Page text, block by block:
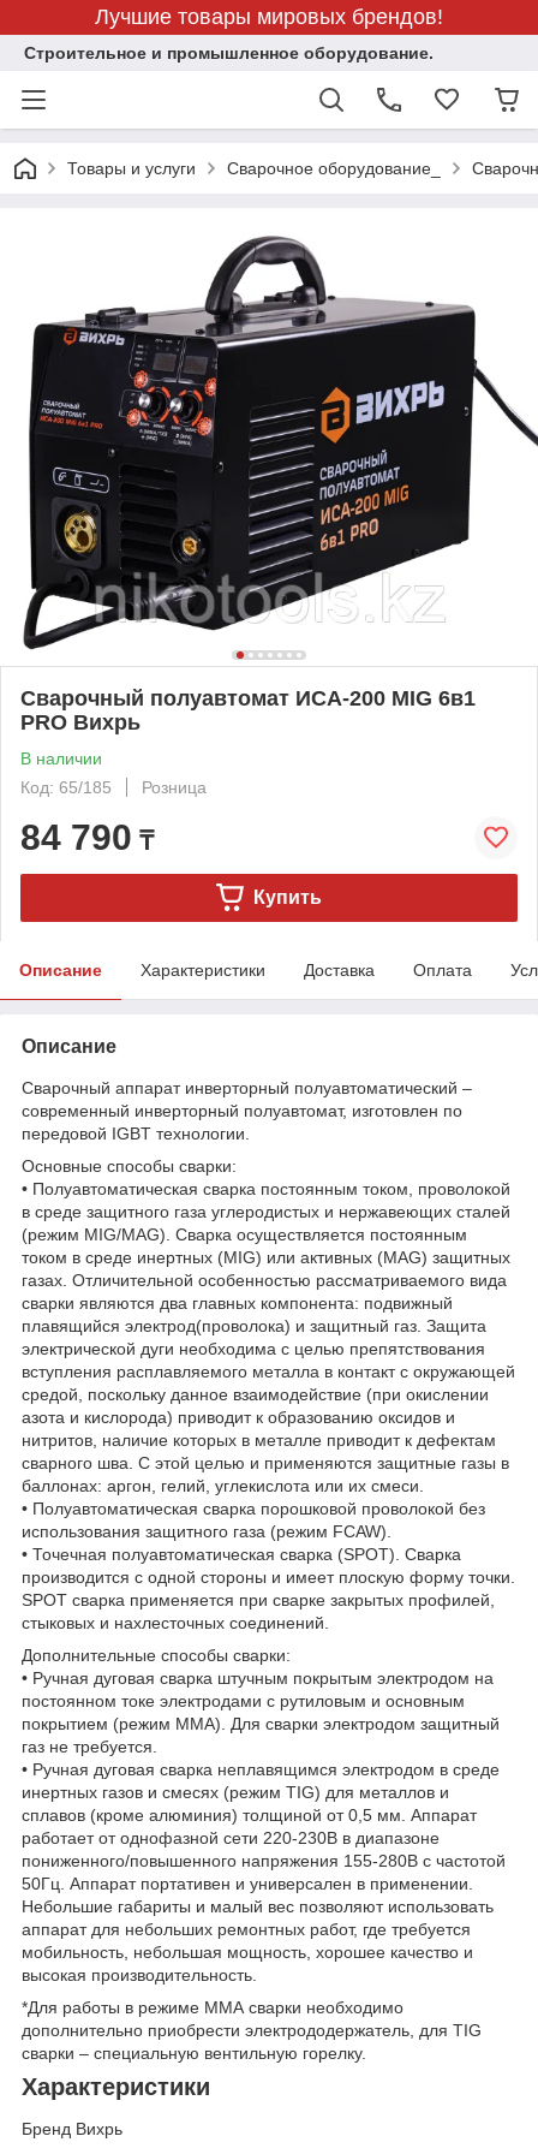
Лучшие товары мировых брендов!
Строительное и промышленное оборудование.
Товары и услуги Сварочное оборудование_
Сварочный полуавтомат ИСА-200 MIG 6в1
PRO Вихрь
В наличии
Код: 65/185
Розница
84 790 ₸
Купить
Описание Характеристики Доставка Оплата
Описание
Сварочный аппарат инверторный полуавтоматический –
современный инверторный полуавтомат, изготовлен по
передовой IGBT технологии.
Основные способы сварки:
• Полуавтоматическая сварка постоянным током, проволокой
в среде защитного газа углеродистых и нержавеющих сталей
(режим MIG/MAG). Сварка осуществляется постоянным
током в среде инертных (MIG) или активных (MAG) защитных
газах. Отличительной особенностью рассматриваемого вида
сварки являются два главных компонента: подвижный
плавящийся электрод(проволока) и защитный газ. Защита
электрической дуги необходима с целью препятствования
вступления расплавляемого металла в контакт с окружающей
средой, поскольку данное взаимодействие (при окислении
азота и кислорода) приводит к образованию оксидов и
нитритов, наличие которых в металле приводит к дефектам
сварного шва. С этой целью и применяются защитные газы в
баллонах: аргон, гелий, углекислота или их смеси.
• Полуавтоматическая сварка порошковой проволокой без
использования защитного газа (режим FCAW).
• Точечная полуавтоматическая сварка (SPOT). Сварка
производится с одной стороны и имеет плоскую форму точки.
SPOT сварка применяется при сварке закрытых профилей,
стыковых и нахлесточных соединений.
Дополнительные способы сварки:
• Ручная дуговая сварка штучным покрытым электродом на
постоянном токе электродами с рутиловым и основным
покрытием (режим ММА). Для сварки электродом защитный
газ не требуется.
• Ручная дуговая сварка неплавящимся электродом в среде
инертных газов и смесях (режим TIG) для металлов и
сплавов (кроме алюминия) толщиной от 0,5 мм. Аппарат
работает от однофазной сети 220-230В в диапазоне
пониженного/повышенного напряжения 155-280В с частотой
50Гц. Аппарат портативен и универсален в применении.
Небольшие габариты и малый вес позволяют использовать
аппарат для небольших ремонтных работ, где требуется
мобильность, небольшая мощность, хорошее качество и
высокая производительность.
*Для работы в режиме ММА сварки необходимо
дополнительно приобрести электрододержатель, для TIG
сварки – специальную вентильную горелку.
Характеристики
Бренд Вихрь